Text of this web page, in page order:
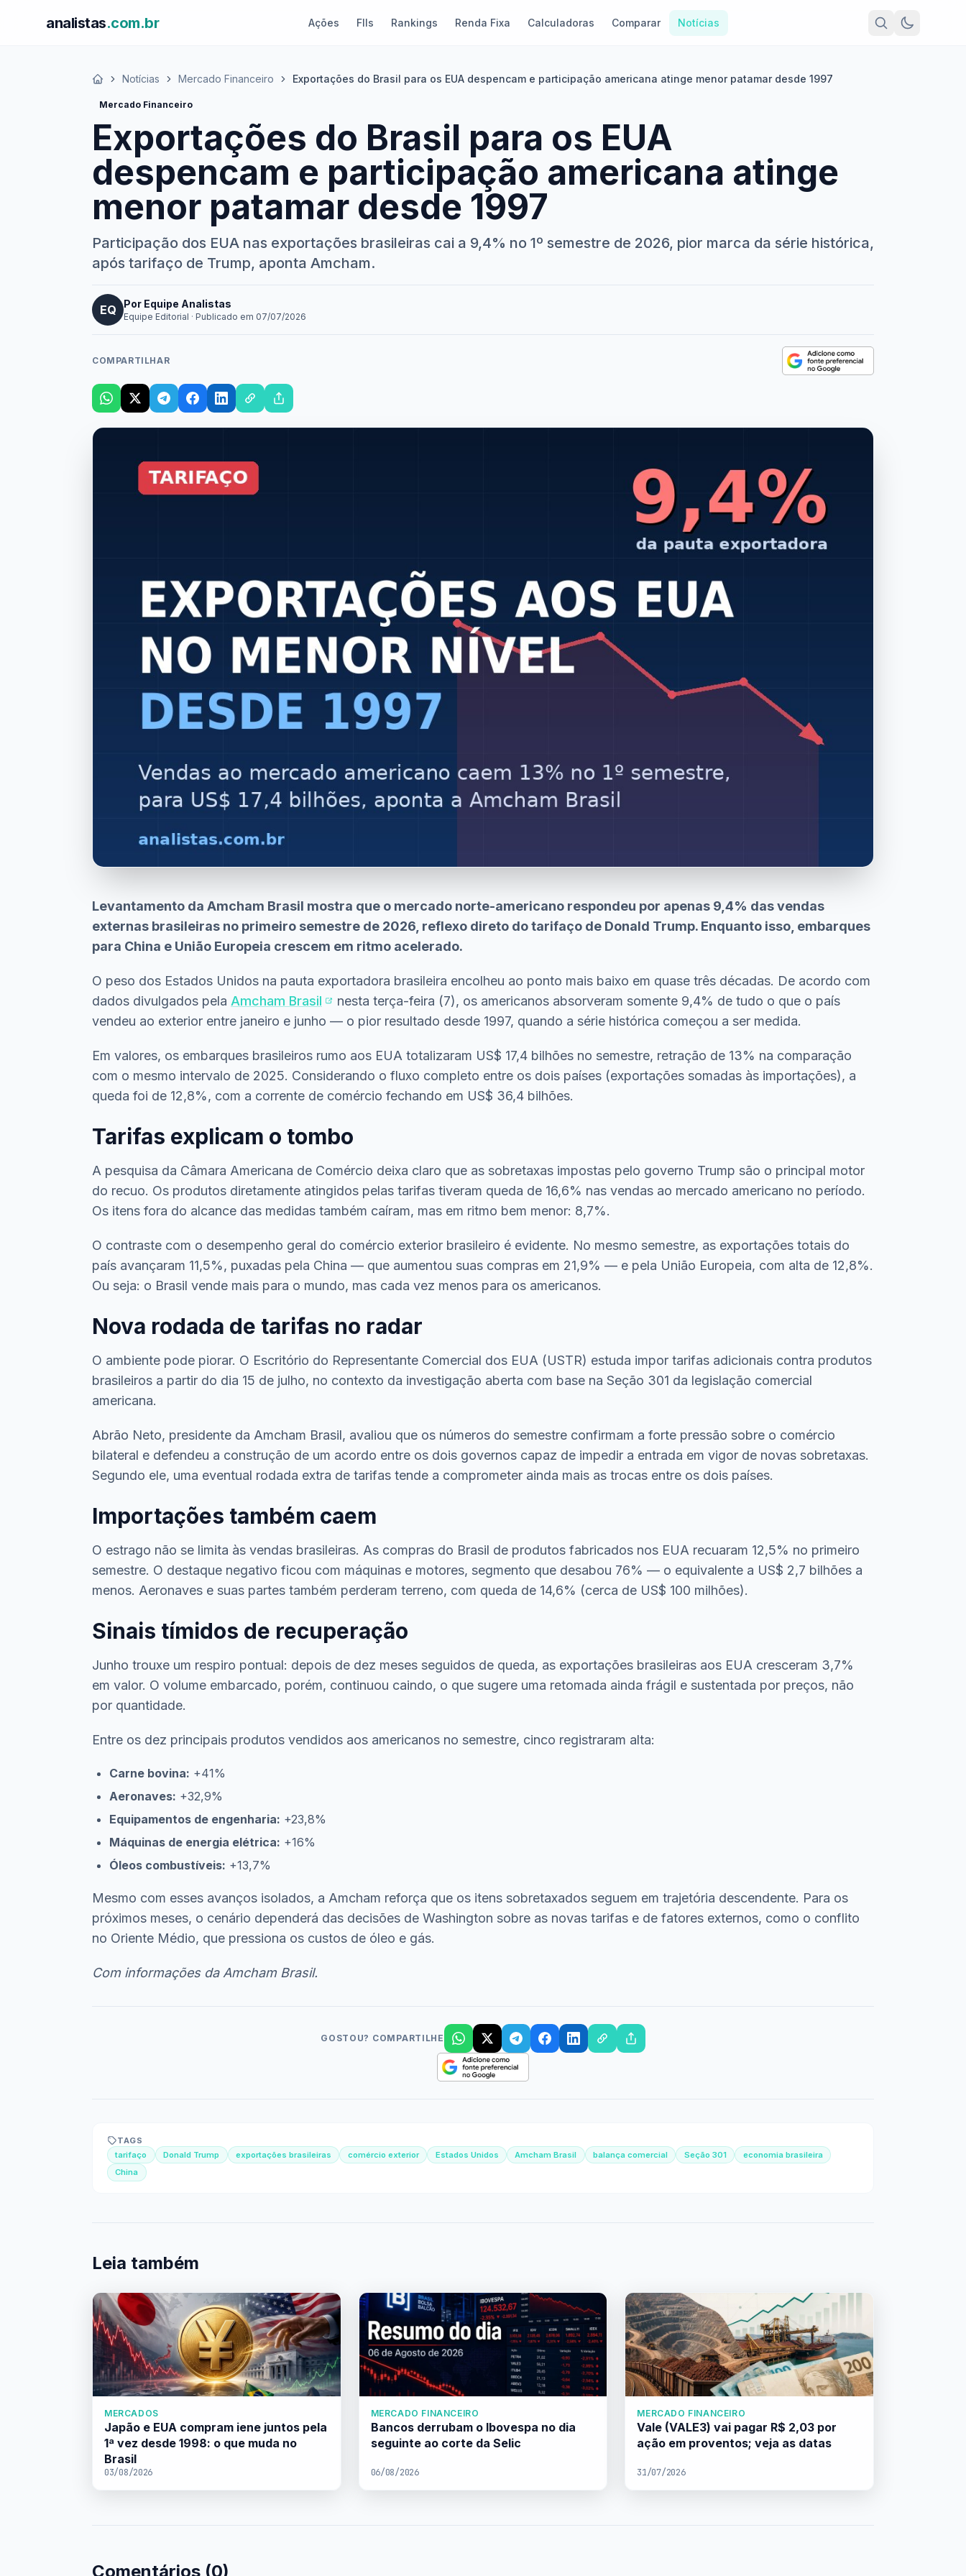
analistas.com.br Ações FIIs Rankings Renda Fixa Calculadoras Comparar Notícias
Início Notícias Mercado Financeiro Exportações do Brasil para os EUA despencam e participação americana atinge menor patamar desde 1997
Mercado Financeiro
Exportações do Brasil para os EUA
despencam e participação americana atinge
menor patamar desde 1997
Participação dos EUA nas exportações brasileiras cai a 9,4% no 1º semestre de 2026, pior marca da série histórica,
após tarifaço de Trump, aponta Amcham.
EQ Por Equipe Analistas
Equipe Editorial · Publicado em 07/07/2026
COMPARTILHAR
Levantamento da Amcham Brasil mostra que o mercado norte-americano respondeu por apenas 9,4% das vendas
externas brasileiras no primeiro semestre de 2026, reflexo direto do tarifaço de Donald Trump. Enquanto isso, embarques
para China e União Europeia crescem em ritmo acelerado.
O peso dos Estados Unidos na pauta exportadora brasileira encolheu ao ponto mais baixo em quase três décadas. De acordo com
dados divulgados pela Amcham Brasil
nesta terça-feira (7), os americanos absorveram somente 9,4% de tudo o que o país
vendeu ao exterior entre janeiro e junho — o pior resultado desde 1997, quando a série histórica começou a ser medida.
Em valores, os embarques brasileiros rumo aos EUA totalizaram US$ 17,4 bilhões no semestre, retração de 13% na comparação
com o mesmo intervalo de 2025. Considerando o fluxo completo entre os dois países (exportações somadas às importações), a
queda foi de 12,8%, com a corrente de comércio fechando em US$ 36,4 bilhões.
Tarifas explicam o tombo
A pesquisa da Câmara Americana de Comércio deixa claro que as sobretaxas impostas pelo governo Trump são o principal motor
do recuo. Os produtos diretamente atingidos pelas tarifas tiveram queda de 16,6% nas vendas ao mercado americano no período.
Os itens fora do alcance das medidas também caíram, mas em ritmo bem menor: 8,7%.
O contraste com o desempenho geral do comércio exterior brasileiro é evidente. No mesmo semestre, as exportações totais do
país avançaram 11,5%, puxadas pela China — que aumentou suas compras em 21,9% — e pela União Europeia, com alta de 12,8%.
Ou seja: o Brasil vende mais para o mundo, mas cada vez menos para os americanos.
Nova rodada de tarifas no radar
O ambiente pode piorar. O Escritório do Representante Comercial dos EUA (USTR) estuda impor tarifas adicionais contra produtos
brasileiros a partir do dia 15 de julho, no contexto da investigação aberta com base na Seção 301 da legislação comercial
americana.
Abrão Neto, presidente da Amcham Brasil, avaliou que os números do semestre confirmam a forte pressão sobre o comércio
bilateral e defendeu a construção de um acordo entre os dois governos capaz de impedir a entrada em vigor de novas sobretaxas.
Segundo ele, uma eventual rodada extra de tarifas tende a comprometer ainda mais as trocas entre os dois países.
Importações também caem
O estrago não se limita às vendas brasileiras. As compras do Brasil de produtos fabricados nos EUA recuaram 12,5% no primeiro
semestre. O destaque negativo ficou com máquinas e motores, segmento que desabou 76% — o equivalente a US$ 2,7 bilhões a
menos. Aeronaves e suas partes também perderam terreno, com queda de 14,6% (cerca de US$ 100 milhões).
Sinais tímidos de recuperação
Junho trouxe um respiro pontual: depois de dez meses seguidos de queda, as exportações brasileiras aos EUA cresceram 3,7%
em valor. O volume embarcado, porém, continuou caindo, o que sugere uma retomada ainda frágil e sustentada por preços, não
por quantidade.
Entre os dez principais produtos vendidos aos americanos no semestre, cinco registraram alta:
Carne bovina: +41%
Aeronaves: +32,9%
Equipamentos de engenharia: +23,8%
Máquinas de energia elétrica: +16%
Óleos combustíveis: +13,7%
Mesmo com esses avanços isolados, a Amcham reforça que os itens sobretaxados seguem em trajetória descendente. Para os
próximos meses, o cenário dependerá das decisões de Washington sobre as novas tarifas e de fatores externos, como o conflito
no Oriente Médio, que pressiona os custos de óleo e gás.
Com informações da Amcham Brasil.
GOSTOU? COMPARTILHE
TAGS
tarifaço
Donald Trump exportações brasileiras comércio exterior Estados Unidos Amcham Brasil balança comercial Seção 301
economia brasileira
China
Leia também
MERCADOS
Japão e EUA compram iene juntos pela
1ª vez desde 1998: o que muda no
Brasil
03/08/2026
MERCADO FINANCEIRO
Bancos derrubam o Ibovespa no dia
seguinte ao corte da Selic
06/08/2026
MERCADO FINANCEIRO
Vale (VALE3) vai pagar R$ 2,03 por
ação em proventos; veja as datas
31/07/2026
Comentários (0)